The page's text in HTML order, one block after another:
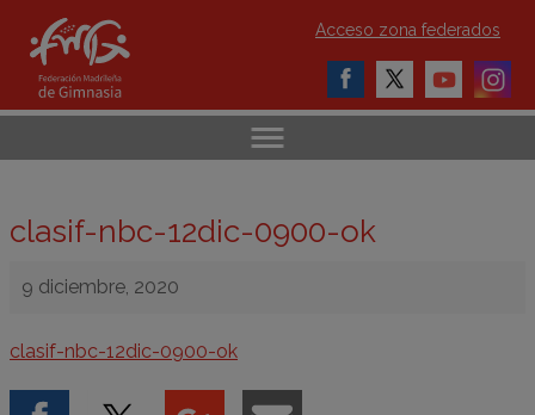
Acceso zona federados
clasif-nbc-12dic-0900-ok
9 diciembre, 2020
clasif-nbc-12dic-0900-ok